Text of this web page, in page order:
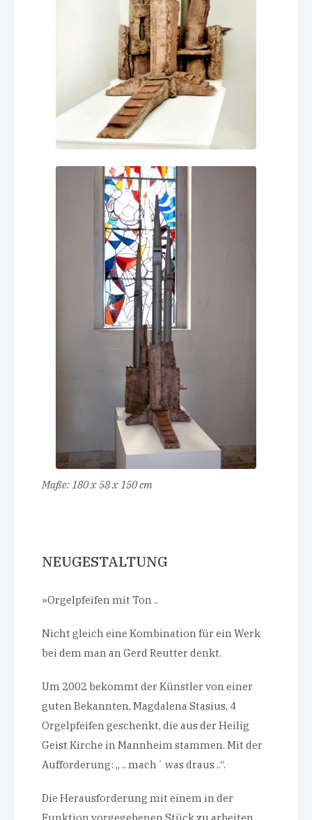
Maße: 180 x 58 x 150 cm
NEUGESTALTUNG
»Orgelpfeifen mit Ton ..
Nicht gleich eine Kombination für ein Werk
bei dem man an Gerd Reutter denkt.
Um 2002 bekommt der Künstler von einer
guten Bekannten, Magdalena Stasius, 4
Orgelpfeifen geschenkt, die aus der Heilig
Geist Kirche in Mannheim stammen. Mit der
Aufforderung: „ .. mach´ was draus ..“.
Die Herausforderung mit einem in der